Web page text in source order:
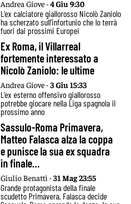
Andrea Giove -4 Giu 9:30
L’ex calciatore giallorosso Nicolò Zaniolo
ha scherzato sull’infortunio che lo terrà
fuori dai prossimi Europei
Ex Roma, il Villarreal
fortemente interessato a
Nicolò Zaniolo: le ultime
Andrea Giove -3 Giu 15:33
L’ex esterno offensivo giallorosso
potrebbe giocare nella Liga spagnola il
prossimo anno
Sassulo-Roma Primavera,
Matteo Falasca alza la coppa
e punisce la sua ex squadra
in finale…
Giulio Benatti -31 Mag 23:55
Grande protagonista della finale
scudetto Primavera, Falasca decide